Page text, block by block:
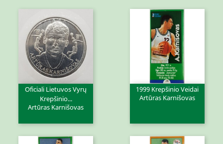
Oficiali Lietuvos Vyrų
Krepšinio...
Artūras Karnišovas
1999 Krepšinio Veidai
Artūras Karnišovas